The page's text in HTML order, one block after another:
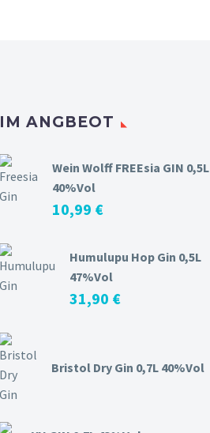
IM ANGBEOT
Wein Wolff FREEsia GIN 0,5L
40%Vol
10,99 €
Humulupu Hop Gin 0,5L
47%Vol
31,90 €
Bristol Dry Gin 0,7L 40%Vol